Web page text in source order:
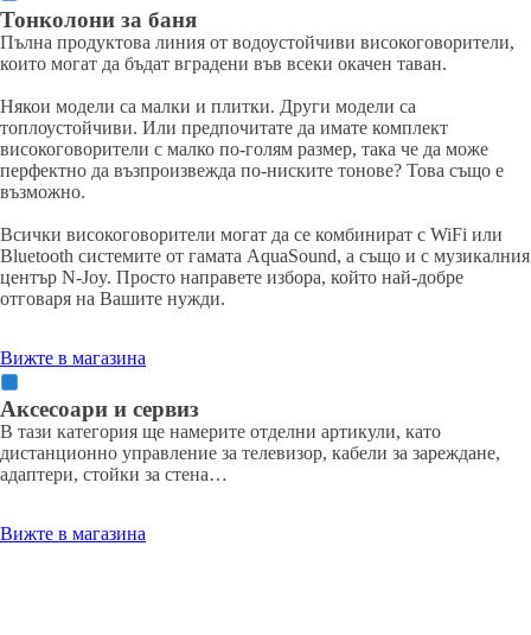
Тонколони за баня
Пълна продуктова линия от водоустойчиви високоговорители,
които могат да бъдат вградени във всеки окачен таван.
Някои модели са малки и плитки. Други модели са
топлоустойчиви. Или предпочитате да имате комплект
високоговорители с малко по-голям размер, така че да може
перфектно да възпроизвежда по-ниските тонове? Това също е
възможно.
Всички високоговорители могат да се комбинират с WiFi или
Bluetooth системите от гамата AquaSound, а също и с музикалния
център N-Joy. Просто направете избора, който най-добре
отговаря на Вашите нужди.
Вижте в магазина
Аксесоари и сервиз
В тази категория ще намерите отделни артикули, като
дистанционно управление за телевизор, кабели за зареждане,
адаптери, стойки за стена…
Вижте в магазина